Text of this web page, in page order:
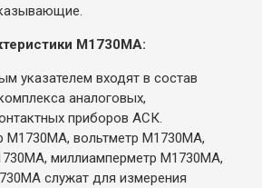
М1730МА:
указателем входят в состав
аналоговых,
приборов АСК.
М1730МА, вольтметр М1730МА,
миллиамперметр М1730МА,
служат для измерения